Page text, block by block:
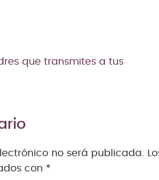
que transmites a tus
no será publicada.
con *